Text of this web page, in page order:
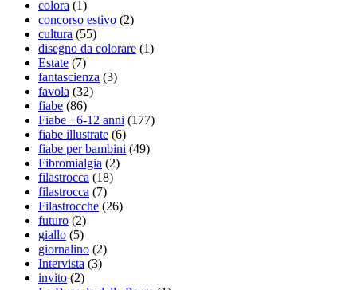
colora (1)
concorso estivo (2)
cultura (55)
disegno da colorare (1)
Estate (7)
fantascienza (3)
favola (32)
fiabe (86)
Fiabe +6-12 anni (177)
fiabe illustrate (6)
fiabe per bambini (49)
Fibromialgia (2)
filastrocca (18)
filastrocca (7)
Filastrocche (26)
futuro (2)
giallo (5)
giornalino (2)
Intervista (3)
invito (2)